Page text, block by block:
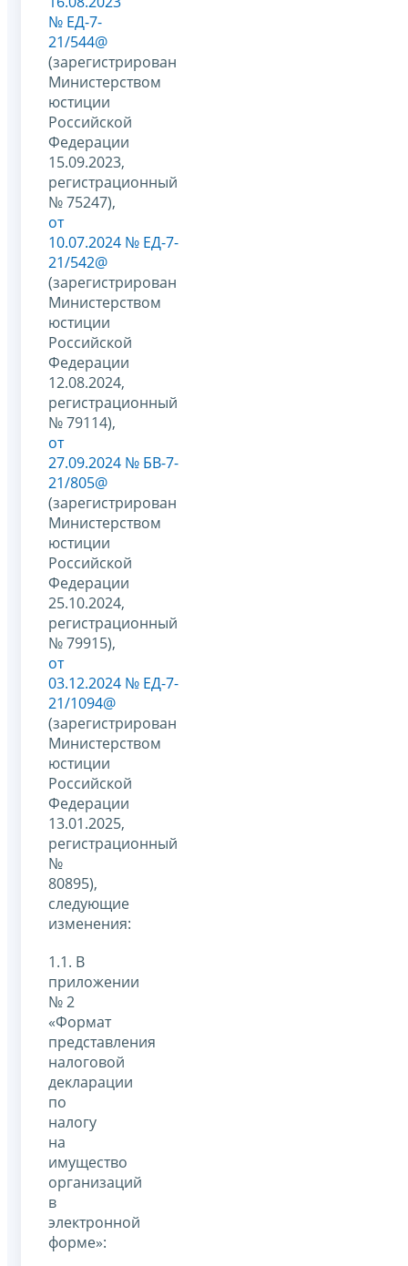
№ ЕД-7-
21/544@
(зарегистрирован
Министерством
юстиции
Российской
Федерации
15.09.2023,
регистрационный
№ 75247),
от
10.07.2024 № ЕД-7-
21/542@
(зарегистрирован
Министерством
юстиции
Российской
Федерации
12.08.2024,
регистрационный
№ 79114),
от
27.09.2024 № БВ-7-
21/805@
(зарегистрирован
Министерством
юстиции
Российской
Федерации
25.10.2024,
регистрационный
№ 79915),
от
03.12.2024 № ЕД-7-
21/1094@
(зарегистрирован
Министерством
юстиции
Российской
Федерации
13.01.2025,
регистрационный
№
80895),
следующие
изменения:
1.1. В
приложении
№ 2
«Формат
представления
налоговой
декларации
по
налогу
на
имущество
организаций
в
электронной
форме»: